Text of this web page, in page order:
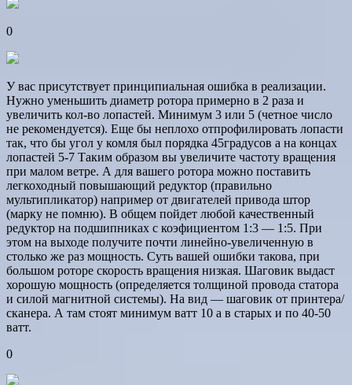
0
У вас присутствует принципиальная ошибка в реализации.
Нужно уменьшить диаметр ротора примерно в 2 раза и
увеличить кол-во лопастей. Минимум 3 или 5 (четное число
не рекомендуется). Еще бы неплохо отпрофилировать лопасти
так, что бы угол у комля был порядка 45градусов а на концах
лопастей 5-7 Таким образом вы увеличите частоту вращения
при малом ветре. А для вашего ротора можно поставить
легкоходный повышающий редуктор (правильно
мультипликатор) например от двигателей привода штор
(марку не помню). В общем пойдет любой качественный
редуктор на подшипниках с коэфициентом 1:3 — 1:5. При
этом на выходе получите почти линейно-увеличенную в
столько же раз мощность. Суть вашей ошибки такова, при
большом роторе скорость вращения низкая. Шаговик выдаст
хорошую мощность (определяется толщиной провода статора
и силой магнитной системы). На вид — шаговик от принтера/
сканера. А там стоят минимум ватт 10 а в старых и по 40-50
ватт.
0